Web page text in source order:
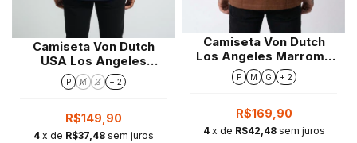
Camiseta Von Dutch
USA Los Angeles
Marinho | Regular Fit
P M G + 2
R$149,90
4 x de R$37,48 sem juros
Camiseta Von Dutch
Los Angeles Marrom |
Oversize
P M G + 2
R$169,90
4 x de R$42,48 sem juros